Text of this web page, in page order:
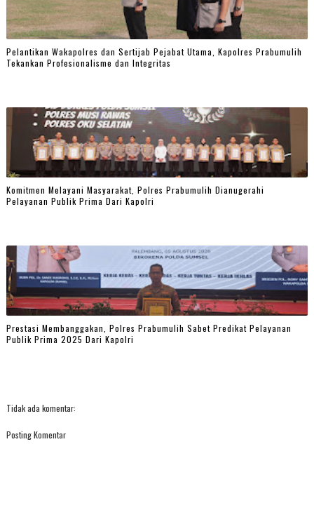
Pelantikan Wakapolres dan Sertijab Pejabat Utama, Kapolres Prabumulih
Tekankan Profesionalisme dan Integritas
Komitmen Melayani Masyarakat, Polres Prabumulih Dianugerahi
Pelayanan Publik Prima Dari Kapolri
Prestasi Membanggakan, Polres Prabumulih Sabet Predikat Pelayanan
Publik Prima 2025 Dari Kapolri
Tidak ada komentar:
Posting Komentar